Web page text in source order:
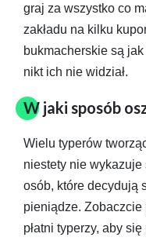
graj za wszystko co
zakładu na kilku
bukmacherskie są jak
nikt ich nie widział.
W jaki sposób
Wielu typerów
niestety nie
osób, które decydują
pieniądze.
płatni typerzy, aby